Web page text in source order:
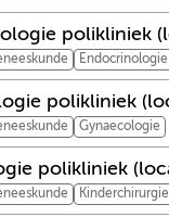
polikliniek
polikliniek
Gynaecologie
polikliniek
Kinderchirurgie